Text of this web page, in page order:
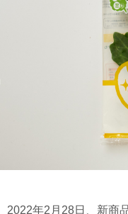
2022年2月28日、新商